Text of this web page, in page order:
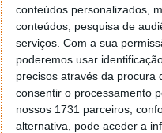
conteúdos personalizados,
conteúdos, pesquisa de
serviços. Com a sua
poderemos usar
precisos através da procura
consentir o processamento
nossos 1731 parceiros,
alternativa, pode aceder a